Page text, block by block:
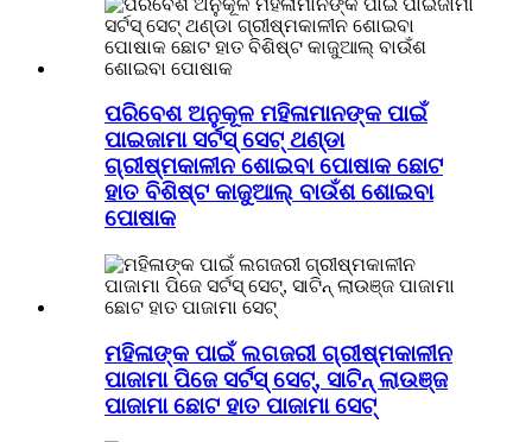
ପରିବେଶ ଅନୁକୂଳ ମହିଳାମାନଙ୍କ ପାଇଁ
ପାଇଜାମା ସର୍ଟସ୍ ସେଟ୍ ଥଣ୍ଡା
ଗ୍ରୀଷ୍ମକାଳୀନ ଶୋଇବା ପୋଷାକ ଛୋଟ
ହାତ ବିଶିଷ୍ଟ କାଜୁଆଲ୍ ବାଉଁଶ ଶୋଇବା
ପୋଷାକ
ମହିଳାଙ୍କ ପାଇଁ ଲଗଜରୀ ଗ୍ରୀଷ୍ମକାଳୀନ
ପାଜାମା ପିଜେ ସର୍ଟସ୍ ସେଟ୍, ସାଟିନ୍ ଲାଉଞ୍ଜ
ପାଜାମା ଛୋଟ ହାତ ପାଜାମା ସେଟ୍